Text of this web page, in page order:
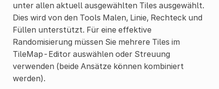
unter allen aktuell ausgewählten Tiles ausgewählt.
Dies wird von den Tools Malen, Linie, Rechteck und
Füllen unterstützt. Für eine effektive
Randomisierung müssen Sie mehrere Tiles im
TileMap-Editor auswählen oder Streuung
verwenden (beide Ansätze können kombiniert
werden).